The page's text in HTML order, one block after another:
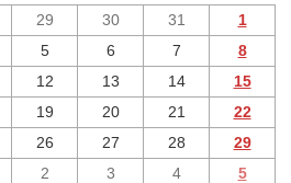
29 30 31
1
5 6 7
8
12 13 14
15
19 20 21
22
26 27 28
29
2 3 4 5